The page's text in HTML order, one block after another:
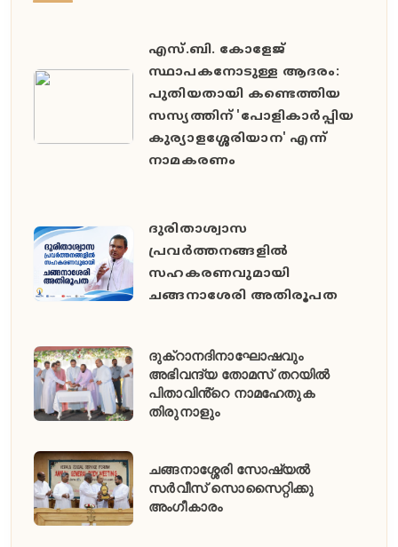
എസ്.ബി. കോളേജ്
സ്ഥാപകനോടുള്ള ആദരം:
പുതിയതായി കണ്ടെത്തിയ
സസ്യത്തിന് 'പോളികാർപ്പിയ
കുര്യാളശ്ശേരിയാന' എന്ന്
നാമകരണം
ദുരിതാശ്വാസ
പ്രവർത്തനങ്ങളിൽ
സഹകരണവുമായി
ചങ്ങനാശേരി അതിരൂപത
ദുക്റാനദിനാഘോഷവും
അഭിവന്ദ്യ തോമസ് തറയിൽ
പിതാവിൻ്റെ നാമഹേതുക
തിരുനാളും
ചങ്ങനാശ്ശേരി സോഷ്യൽ
സർവീസ് സൊസൈറ്റിക്കു
അംഗീകാരം